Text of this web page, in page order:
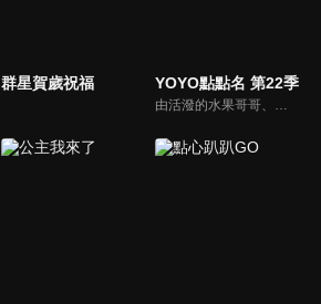
群星賀歲祝福 YOYO點點名 第22季